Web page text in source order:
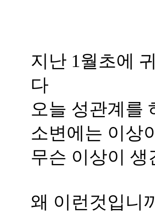
지난 1월초에
다
오늘 성관계를
소변에는 이상
무슨 이상이 생
왜 이런것입니